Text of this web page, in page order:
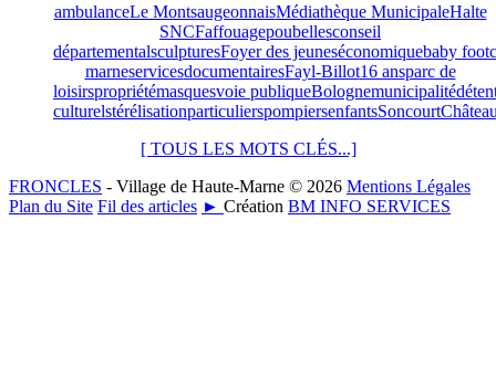
ambulanceLe MontsaugeonnaisMédiathèque MunicipaleHalte
SNCFaffouagepoubellesconseil
départementalsculpturesFoyer des jeuneséconomiquebaby foot
marneservicesdocumentairesFayl-Billot16 ansparc de
loisirspropriétémasquesvoie publiqueBolognemunicipalité
culturelstérélisationparticulierspompiersenfantsSoncourt
[ TOUS LES MOTS CLÉS...]
FRONCLES - Village de Haute-Marne © 2026 Mentions Légales
Plan du Site Fil des articles ► Création BM INFO SERVICES